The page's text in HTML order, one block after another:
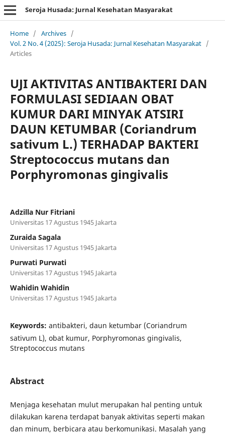
Seroja Husada: Jurnal Kesehatan Masyarakat
Home / Archives /
Vol. 2 No. 4 (2025): Seroja Husada: Jurnal Kesehatan Masyarakat /
Articles
UJI AKTIVITAS ANTIBAKTERI DAN
FORMULASI SEDIAAN OBAT
KUMUR DARI MINYAK ATSIRI
DAUN KETUMBAR (Coriandrum
sativum L.) TERHADAP BAKTERI
Streptococcus mutans dan
Porphyromonas gingivalis
Adzilla Nur Fitriani
Universitas 17 Agustus 1945 Jakarta
Zuraida Sagala
Universitas 17 Agustus 1945 Jakarta
Purwati Purwati
Universitas 17 Agustus 1945 Jakarta
Wahidin Wahidin
Universitas 17 Agustus 1945 Jakarta
Keywords: antibakteri, daun ketumbar (Coriandrum
sativum L), obat kumur, Porphyromonas gingivalis,
Streptococcus mutans
Abstract
Menjaga kesehatan mulut merupakan hal penting untuk
dilakukan karena terdapat banyak aktivitas seperti makan
dan minum, berbicara atau berkomunikasi. Masalah yang